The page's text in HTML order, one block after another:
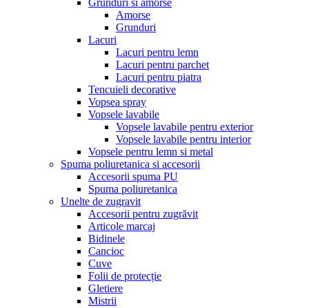
Grunduri si amorse
Amorse
Grunduri
Lacuri
Lacuri pentru lemn
Lacuri pentru parchet
Lacuri pentru piatra
Tencuieli decorative
Vopsea spray
Vopsele lavabile
Vopsele lavabile pentru exterior
Vopsele lavabile pentru interior
Vopsele pentru lemn si metal
Spuma poliuretanica si accesorii
Accesorii spuma PU
Spuma poliuretanica
Unelte de zugravit
Accesorii pentru zugrăvit
Articole marcaj
Bidinele
Cancioc
Cuve
Folii de protecție
Gletiere
Mistrii